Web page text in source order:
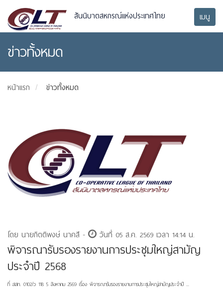
สันนิบาตสหกรณ์แห่งประเทศไทย เมนู
ข่าวทั้งหมด
หน้าแรก ข่าวทั้งหมด
โดย นายกิตติพงษ์ นาคสี - วันที่ 05 ส.ค. 2569 เวลา 14:14 น.
พิจารณารับรองรายงานการประชุมใหญ่สามัญ
ประจำปี 2568
ที่ สสท. 0102/ว 118 5 สิงหาคม 2569 เรื่อง พิจารณารับรองรายงานการประชุมใหญ่สามัญประจำปี ...